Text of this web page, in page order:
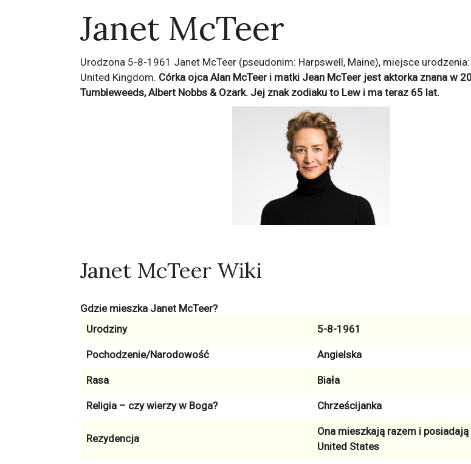
Janet McTeer
Urodzona 5-8-1961 Janet McTeer (pseudonim: Harpswell, Maine), miejsce
United Kingdom. Córka ojca Alan McTeer i matki Jean McTeer jest aktorka znana w
Tumbleweeds, Albert Nobbs & Ozark. Jej znak zodiaku to Lew i ma teraz 65 lat.
Janet McTeer Wiki
Gdzie mieszka Janet McTeer?
Urodziny
5-8-1961
Pochodzenie/Narodowość Angielska
Rasa Biała
Religia – czy wierzy w Boga? Chrześcijanka
Rezydencja
Ona mieszkają razem i
United States